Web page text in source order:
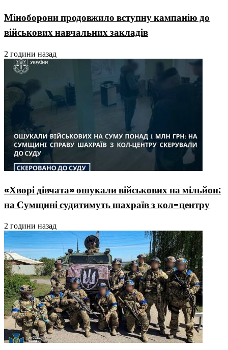
Міноборони продовжило вступну кампанію до
військових навчальних закладів
2 години назад
«Хворі дівчата» ошукали військових на мільйон:
на Сумщині судитимуть шахраїв з кол-центру
2 години назад